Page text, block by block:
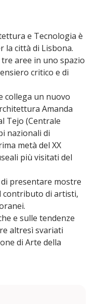
e Tecnologia è
la città di Lisbona.
aree in uno spazio
critico e di
collega un nuovo
Amanda
Tejo (Centrale
nazionali di
metà del XX
più visitati del
presentare mostre
contributo di artisti,
e sulle tendenze
altresì svariati
di Arte della